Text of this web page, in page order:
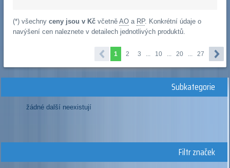
(*) všechny ceny jsou v Kčvčetně AOa RP. Konkrétní údaje o
navýšení cen naleznete v detailech jednotlivých produktů.
1 2 3 ... 10 ... 20 ... 27
Subkategorie
žádné další neexistují
Filtr značek